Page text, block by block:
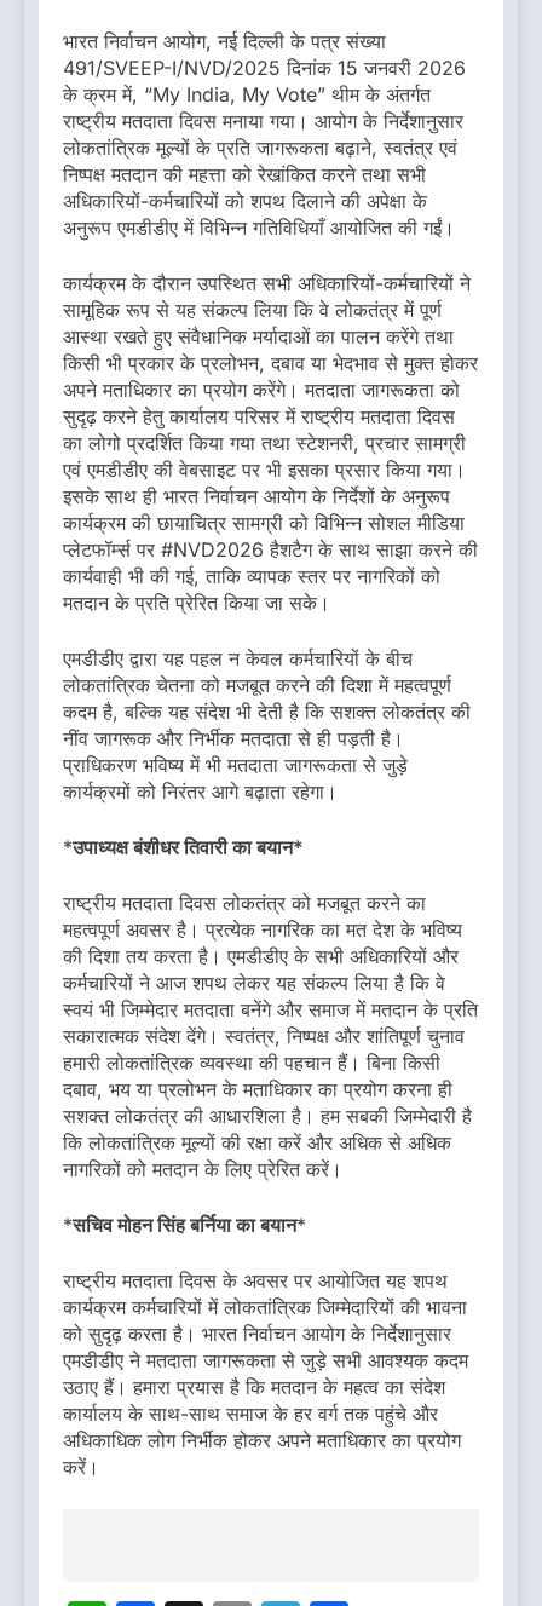
भारत निर्वाचन आयोग, नई दिल्ली के पत्र संख्या
491/SVEEP-I/NVD/2025 दिनांक 15 जनवरी 2026
के क्रम में, “My India, My Vote” थीम के अंतर्गत
राष्ट्रीय मतदाता दिवस मनाया गया। आयोग के निर्देशानुसार
लोकतांत्रिक मूल्यों के प्रति जागरूकता बढ़ाने, स्वतंत्र एवं
निष्पक्ष मतदान की महत्ता को रेखांकित करने तथा सभी
अधिकारियों-कर्मचारियों को शपथ दिलाने की अपेक्षा के
अनुरूप एमडीडीए में विभिन्न गतिविधियाँ आयोजित की गईं।
कार्यक्रम के दौरान उपस्थित सभी अधिकारियों-कर्मचारियों ने
सामूहिक रूप से यह संकल्प लिया कि वे लोकतंत्र में पूर्ण
आस्था रखते हुए संवैधानिक मर्यादाओं का पालन करेंगे तथा
किसी भी प्रकार के प्रलोभन, दबाव या भेदभाव से मुक्त होकर
अपने मताधिकार का प्रयोग करेंगे। मतदाता जागरूकता को
सुदृढ़ करने हेतु कार्यालय परिसर में राष्ट्रीय मतदाता दिवस
का लोगो प्रदर्शित किया गया तथा स्टेशनरी, प्रचार सामग्री
एवं एमडीडीए की वेबसाइट पर भी इसका प्रसार किया गया।
इसके साथ ही भारत निर्वाचन आयोग के निर्देशों के अनुरूप
कार्यक्रम की छायाचित्र सामग्री को विभिन्न सोशल मीडिया
प्लेटफॉर्म्स पर #NVD2026 हैशटैग के साथ साझा करने की
कार्यवाही भी की गई, ताकि व्यापक स्तर पर नागरिकों को
मतदान के प्रति प्रेरित किया जा सके।
एमडीडीए द्वारा यह पहल न केवल कर्मचारियों के बीच
लोकतांत्रिक चेतना को मजबूत करने की दिशा में महत्वपूर्ण
कदम है, बल्कि यह संदेश भी देती है कि सशक्त लोकतंत्र की
नींव जागरूक और निर्भीक मतदाता से ही पड़ती है।
प्राधिकरण भविष्य में भी मतदाता जागरूकता से जुड़े
कार्यक्रमों को निरंतर आगे बढ़ाता रहेगा।
*उपाध्यक्ष बंशीधर तिवारी का बयान*
राष्ट्रीय मतदाता दिवस लोकतंत्र को मजबूत करने का
महत्वपूर्ण अवसर है। प्रत्येक नागरिक का मत देश के भविष्य
की दिशा तय करता है। एमडीडीए के सभी अधिकारियों और
कर्मचारियों ने आज शपथ लेकर यह संकल्प लिया है कि वे
स्वयं भी जिम्मेदार मतदाता बनेंगे और समाज में मतदान के प्रति
सकारात्मक संदेश देंगे। स्वतंत्र, निष्पक्ष और शांतिपूर्ण चुनाव
हमारी लोकतांत्रिक व्यवस्था की पहचान हैं। बिना किसी
दबाव, भय या प्रलोभन के मताधिकार का प्रयोग करना ही
सशक्त लोकतंत्र की आधारशिला है। हम सबकी जिम्मेदारी है
कि लोकतांत्रिक मूल्यों की रक्षा करें और अधिक से अधिक
नागरिकों को मतदान के लिए प्रेरित करें।
*सचिव मोहन सिंह बर्निया का बयान*
राष्ट्रीय मतदाता दिवस के अवसर पर आयोजित यह शपथ
कार्यक्रम कर्मचारियों में लोकतांत्रिक जिम्मेदारियों की भावना
को सुदृढ़ करता है। भारत निर्वाचन आयोग के निर्देशानुसार
एमडीडीए ने मतदाता जागरूकता से जुड़े सभी आवश्यक कदम
उठाए हैं। हमारा प्रयास है कि मतदान के महत्व का संदेश
कार्यालय के साथ-साथ समाज के हर वर्ग तक पहुंचे और
अधिकाधिक लोग निर्भीक होकर अपने मताधिकार का प्रयोग
करें।
navigation